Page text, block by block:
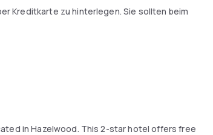
Kreditkarte zu hinterlegen. Sie sollten beim
in Hazelwood. This 2-star hotel offers free